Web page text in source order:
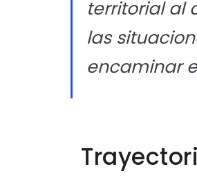
territorial al
las
encaminar